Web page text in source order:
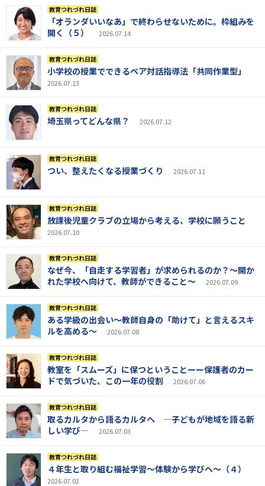
教育つれづれ日誌
「オランダいいなあ」で終わらせないために。枠組みを
開く（５）
2026.07.14
教育つれづれ日誌
小学校の授業でできるペア対話指導法「共同作業型」
2026.07.13
教育つれづれ日誌
埼玉県ってどんな県？ 2026.07.12
教育つれづれ日誌
つい、整えたくなる授業づくり 2026.07.11
教育つれづれ日誌
放課後児童クラブの立場から考える、学校に願うこと
2026.07.10
教育つれづれ日誌
なぜ今、「自走する学習者」が求められるのか？～開か
れた学校へ向けて、教師ができること～
2026.07.09
教育つれづれ日誌
ある学級の出会い～教師自身の「助けて」と言えるスキ
ルを高める～
2026.07.08
教育つれづれ日誌
教室を「スムーズ」に保つということーー保護者のカー
ドで気づいた、この一年の役割
2026.07.06
教育つれづれ日誌
取るカルタから語るカルタへ ―子どもが地域を語る新
しい学び―
2026.07.03
教育つれづれ日誌
４年生と取り組む福祉学習～体験から学びへ～（４）
2026.07.02